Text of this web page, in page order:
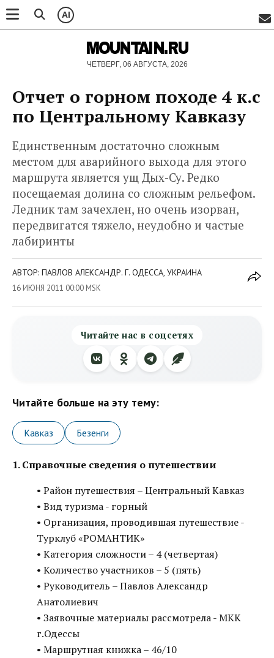
AI
MOUNTAIN.RU
ЧЕТВЕРГ, 06 АВГУСТА, 2026
Отчет о горном походе 4 к.с
по Центральному Кавказу
Единственным достаточно сложным
местом для аварийного выхода для этого
маршрута является ущ Дых-Су. Редко
посещаемая долина со сложным рельефом.
Ледник там зачехлен, но очень изорван,
передвигатся тяжело, неудобно и частые
лабиринты
АВТОР: ПАВЛОВ АЛЕКСАНДР. Г. ОДЕССА, УКРАИНА
16 ИЮНЯ 2011 00:00 MSK
Читайте нас в соцсетях
Читайте больше на эту тему:
Кавказ Безенги
1. Справочные сведения о путешествии
• Район путешествия – Центральный Кавказ
• Вид туризма - горный
• Организация, проводившая путешествие -
Турклуб «РОМАНТИК»
• Категория сложности – 4 (четвертая)
• Количество участников – 5 (пять)
• Руководитель – Павлов Александр
Анатолиевич
• Заявочные материалы рассмотрела - МКК
г.Одессы
• Маршрутная книжка – 46/10